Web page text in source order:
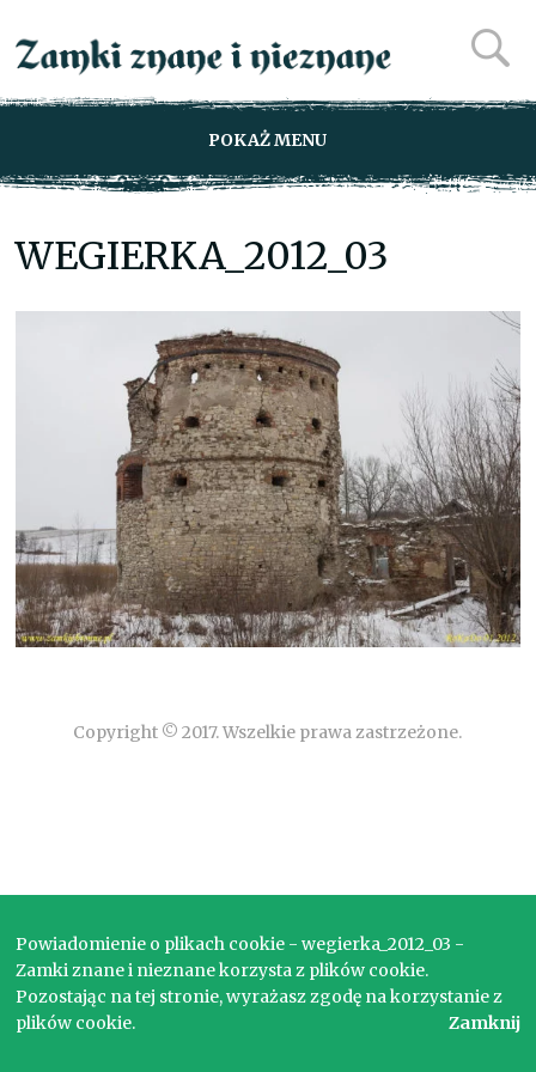
POKAŻ MENU
WEGIERKA_2012_03
Copyright © 2017. Wszelkie prawa zastrzeżone.
Powiadomienie o plikach cookie - wegierka_2012_03 -
Zamki znane i nieznane korzysta z plików cookie.
Pozostając na tej stronie, wyrażasz zgodę na korzystanie z
plików cookie.
Zamknij